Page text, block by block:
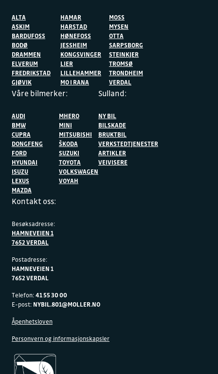
ALTA
ASKIM
BARDUFOSS
BODØ
DRAMMEN
ELVERUM
FREDRIKSTAD
GJØVIK
HAMAR
HARSTAD
HØNEFOSS
JESSHEIM
KONGSVINGER
LIER
LILLEHAMMER
MO I RANA
MOSS
MYSEN
OTTA
SARPSBORG
STEINKJER
TROMSØ
TRONDHEIM
VERDAL
Våre bilmerker:
AUDI
BMW
CUPRA
DONGFENG
FORD
HYUNDAI
ISUZU
LEXUS
MAZDA
MHERO
MINI
MITSUBISHI
ŠKODA
SUZUKI
TOYOTA
VOLKSWAGEN
VOYAH
Sulland:
NY BIL
BILSKADE
BRUKTBIL
VERKSTEDTJENESTER
ARTIKLER
VEIVISERE
Kontakt oss:
Besøksadresse:
HAMNEVEIEN 1
7652 VERDAL
Postadresse:
HAMNEVEIEN 1
7652 VERDAL
Telefon:41 55 30 00
E-post: NYBIL.801@MOLLER.NO
Åpenhetsloven
Personvern og informasjonskapsler